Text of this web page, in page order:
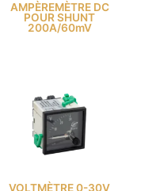
AMPÈREMÈTRE DC
POUR SHUNT
200A/60mV
VOLTMÈTRE 0-30V